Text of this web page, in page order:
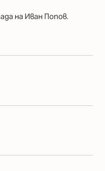
на Иван Попов.